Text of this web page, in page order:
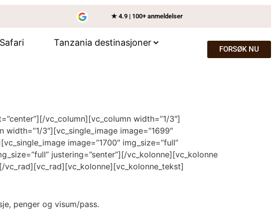
★ 4.9 | 100+ anmeldelser
Tanzania destinasjoner
FORSØK NU
vc_column][vc_column width=”1/3″]
3″][vc_single_image image=”1699″
image=”1700″ img_size=”full”
justering=”senter”][/vc_kolonne][vc_kolonne
vc_rad][vc_rad][vc_kolonne][vc_kolonne_tekst]
penger og visum/pass.